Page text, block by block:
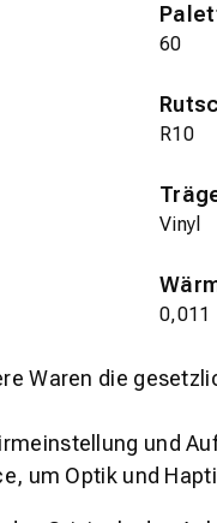
60
R10
Vinyl
0,011
Waren die
und
um Optik und